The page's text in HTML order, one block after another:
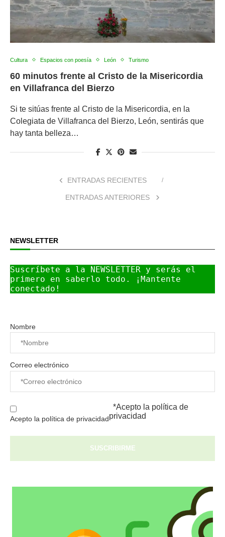
Cultura Espacios con poesía León Turismo
60 minutos frente al Cristo de la Misericordia
en Villafranca del Bierzo
Si te sitúas frente al Cristo de la Misericordia, en la
Colegiata de Villafranca del Bierzo, León, sentirás que
hay tanta belleza…
ENTRADAS RECIENTES
ENTRADAS ANTERIORES
NEWSLETTER
Suscríbete a la NEWSLETTER y serás el
primero en saberlo todo. ¡Mantente
conectado!
Nombre
Correo electrónico
Acepto la política de privacidad
*Acepto la política de
privacidad